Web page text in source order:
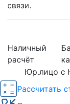
связи.
Наличный
расчёт
Юр.лицо с
Рассчитать